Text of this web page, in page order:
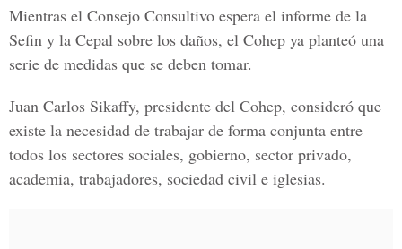
Mientras el Consejo Consultivo espera el informe de la
Sefin y la Cepal sobre los daños, el Cohep ya planteó una
serie de medidas que se deben tomar.
Juan Carlos Sikaffy, presidente del Cohep, consideró que
existe la necesidad de trabajar de forma conjunta entre
todos los sectores sociales, gobierno, sector privado,
academia, trabajadores, sociedad civil e iglesias.